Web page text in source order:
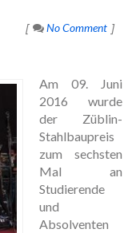
No Comment
Am 09. Juni
2016 wurde
der Züblin-
Stahlbaupreis
zum sechsten
Mal an
Studierende
und
Absolventen